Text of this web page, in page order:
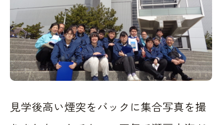
見学後高い煙突をバックに集合写真を撮